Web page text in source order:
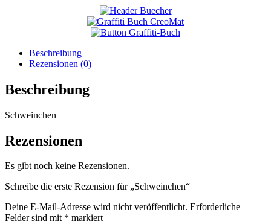
Beschreibung
Rezensionen (0)
Beschreibung
Schweinchen
Rezensionen
Es gibt noch keine Rezensionen.
Schreibe die erste Rezension für „Schweinchen“
Deine E-Mail-Adresse wird nicht veröffentlicht. Erforderliche
Felder sind mit * markiert